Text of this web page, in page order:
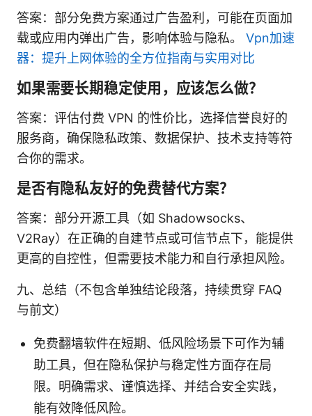
答案：部分免费方案通过广告盈利，可能在页面加
载或应用内弹出广告，影响体验与隐私。 Vpn加速
器：提升上网体验的全方位指南与实用对比
如果需要长期稳定使用，应该怎么做？
答案：评估付费 VPN 的性价比，选择信誉良好的
服务商，确保隐私政策、数据保护、技术支持等符
合你的需求。
是否有隐私友好的免费替代方案？
答案：部分开源工具（如 Shadowsocks、
V2Ray）在正确的自建节点或可信节点下，能提供
更高的自控性，但需要技术能力和自行承担风险。
九、总结（不包含单独结论段落，持续贯穿 FAQ
与前文）
免费翻墙软件在短期、低风险场景下可作为辅
助工具，但在隐私保护与稳定性方面存在局
限。明确需求、谨慎选择、并结合安全实践，
能有效降低风险。